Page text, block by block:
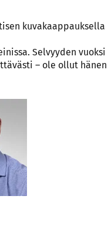
kuvakaappauksella
Selvyyden vuoksi
– ole ollut hänen